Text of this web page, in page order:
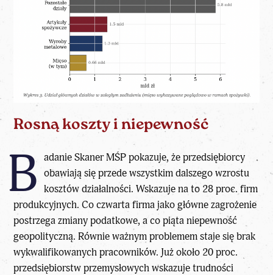
Rosną koszty i niepewność
B adanie Skaner MŚP pokazuje, że przedsiębiorcy
obawiają się przede wszystkim dalszego wzrostu
kosztów działalności. Wskazuje na to 28 proc. firm
produkcyjnych. Co czwarta firma jako główne zagrożenie
postrzega zmiany podatkowe, a co piąta niepewność
geopolityczną. Równie ważnym problemem staje się brak
wykwalifikowanych pracowników. Już około 20 proc.
przedsiębiorstw przemysłowych wskazuje trudności